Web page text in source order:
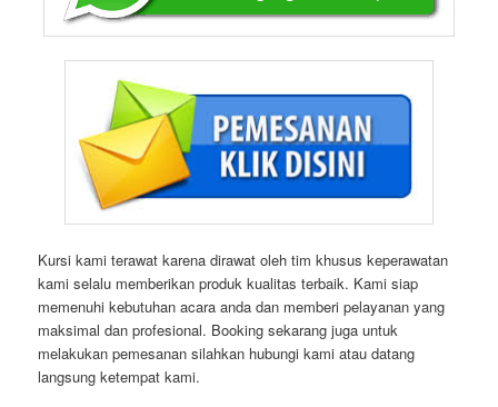
Kursi kami terawat karena dirawat oleh tim khusus keperawatan
kami selalu memberikan produk kualitas terbaik. Kami siap
memenuhi kebutuhan acara anda dan memberi pelayanan yang
maksimal dan profesional. Booking sekarang juga untuk
melakukan pemesanan silahkan hubungi kami atau datang
langsung ketempat kami.